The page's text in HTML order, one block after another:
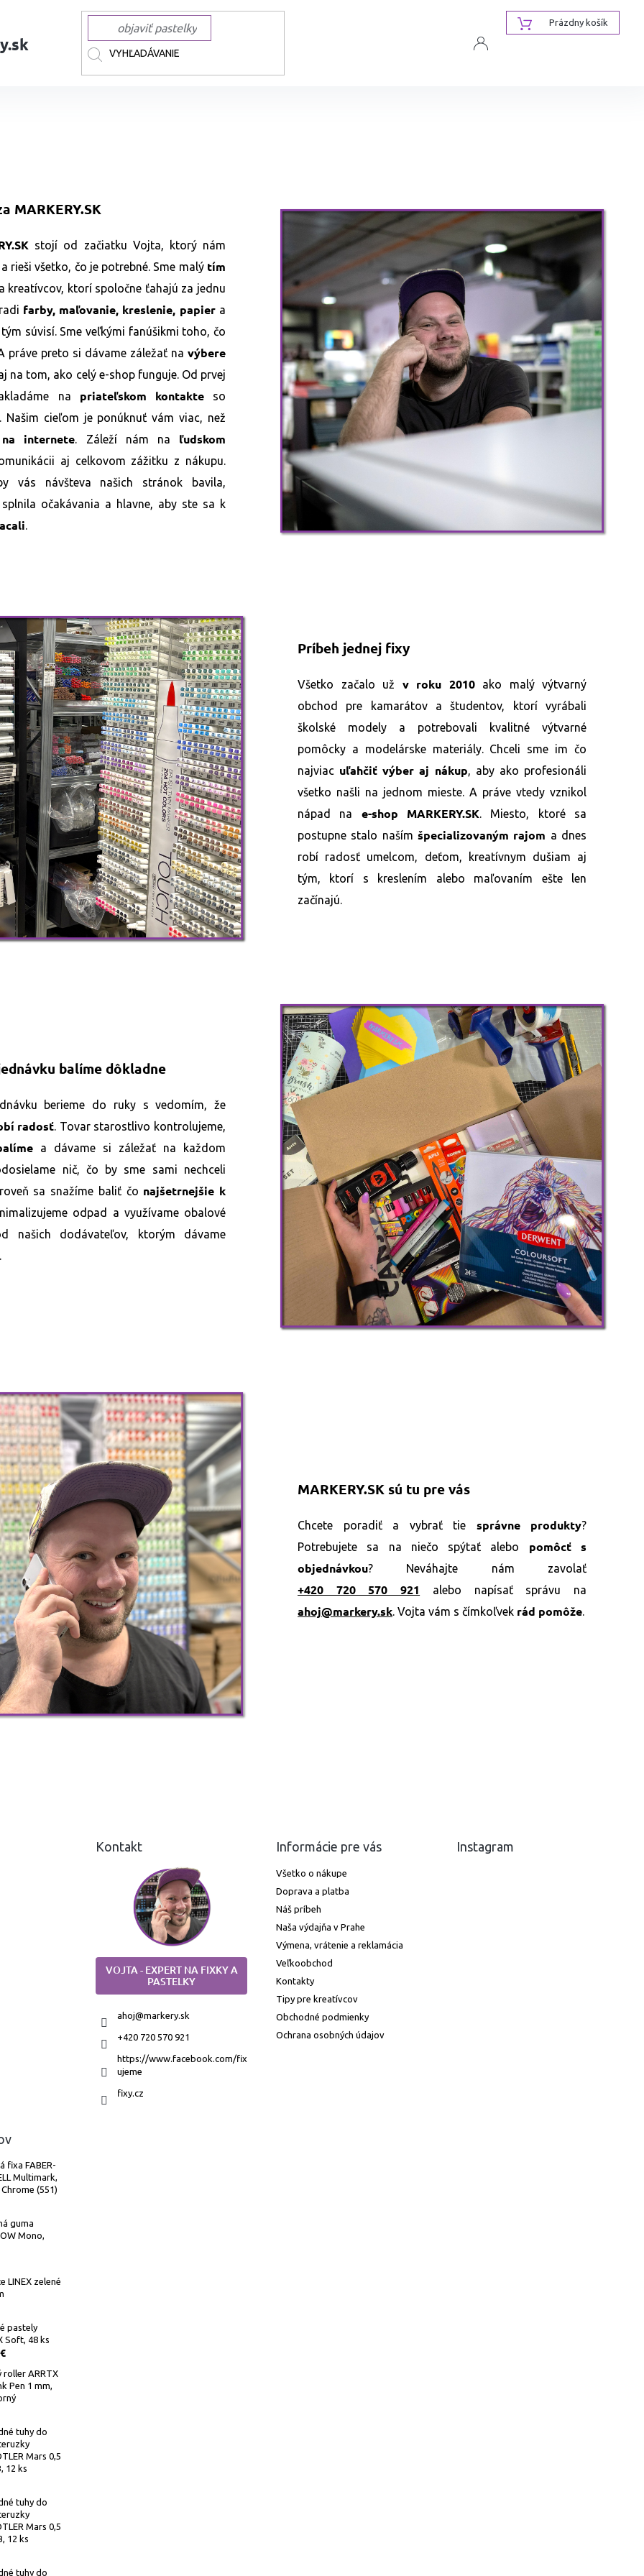
NÁKUPNÝ
KOŠÍK
Prázdny košík
MARKERY.SK
stojí od začiatku Vojta, ktorý nám
rieši všetko, čo je potrebné. Sme malýtím
a kreatívcov, ktorí spoločne ťahajú za jednu
farby, maľovanie, kreslenie, papiera
súvisí. Sme veľkými fanúšikmi toho, čo
práve preto si dávame záležať na výbere
na tom, ako celý e-shop funguje. Od prvej
na priateľskom kontakteso
Našim cieľom je ponúknuť vám viac, než
internete. Záleží nám na ľudskom
aj celkovom zážitku z nákupu.
vás návšteva našich stránok bavila,
splnila očakávania a hlavne, aby ste sa k
.
Príbeh jednej fixy
Všetko začalo už v roku 2010ako malý výtvarný
obchod pre kamarátov a študentov, ktorí vyrábali
školské modely a potrebovali kvalitné výtvarné
pomôcky a modelárske materiály. Chceli sme im čo
najviac uľahčiť výber aj nákup, aby ako profesionáli
všetko našli na jednom mieste. A práve vtedy vznikol
nápad na e-shop MARKERY.SK. Miesto, ktoré sa
postupne stalo naším špecializovaným rajom a dnes
robí radosť umelcom, deťom, kreatívnym dušiam aj
tým, ktorí s kreslením alebo maľovaním ešte len
začínajú.
balíme dôkladne
berieme do ruky s vedomím, že
radosť. Tovar starostlivo kontrolujeme,
a dávame si záležať na každom
nič, čo by sme sami nechceli
sa snažíme baliť čo najšetrnejšie k
odpad a využívame obalové
našich dodávateľov, ktorým dávame
.
MARKERY.SK sú tu pre vás
Chcete poradiť a vybrať tie správne produkty?
Potrebujete sa na niečo spýtať alebo pomôcť s
objednávkou? Neváhajte nám zavolať
+420 720 570 921 alebo napísať správu na
ahoj@markery.sk. Vojta vám s čímkoľvek rád pomôže.
Kontakt
VOJTA - EXPERT NA FIXKY A
PASTELKY
ahoj@markery.sk
+420 720 570 921
https://www.facebook.com/fix
ujeme
fixy.cz
Informácie pre vás
Všetko o nákupe
Doprava a platba
Náš príbeh
Naša výdajňa v Prahe
Výmena, vrátenie a reklamácia
Veľkoobchod
Kontakty
Tipy pre kreatívcov
Obchodné podmienky
Ochrana osobných údajov
Instagram
fixa FABER-
Multimark,
(551)
guma
Mono,
LINEX zelené
pastely
Soft, 48 ks
roller ARRTX
Pen 1 mm,
tuhy do
Mars 0,5
12 ks
tuhy do
Mars 0,5
12 ks
tuhy do